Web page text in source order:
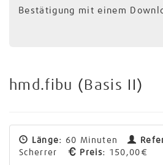
Bestätigung mit einem
hmd.fibu (Basis II)
Länge: 60 Minuten
Scherrer
Preis: 150,00€